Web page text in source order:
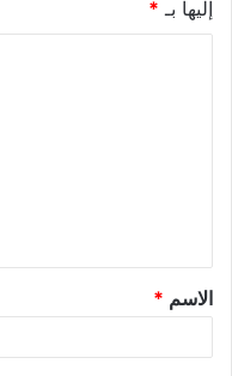
إليها بـ *
الاسم *